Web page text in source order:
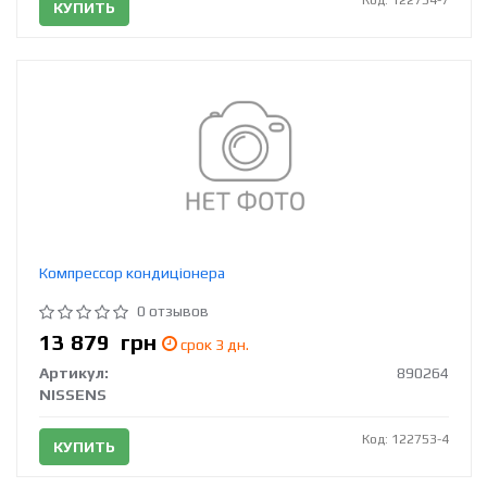
КУПИТЬ
Компрессор кондиціонера
0 отзывов
13 879 грн
срок 3 дн.
Артикул:
890264
NISSENS
КУПИТЬ Код: 122753-4